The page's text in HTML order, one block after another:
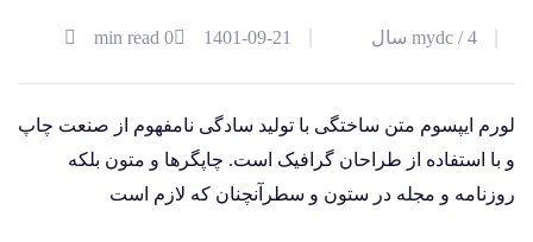
mydc /4 سال 1401-09-21
0 min read
لورم ایپسوم متن ساختگی با تولید سادگی نامفهوم از صنعت چاپ
و با استفاده از طراحان گرافیک است. چاپگرها و متون بلکه
روزنامه و مجله در ستون و سطرآنچنان که لازم است